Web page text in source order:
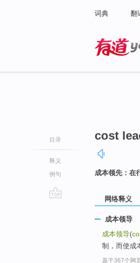
词典 翻
目录
释义
例句
cost
成本领先：在
网络释义
成本领导
成本领导(
制，而使成
基于367个网